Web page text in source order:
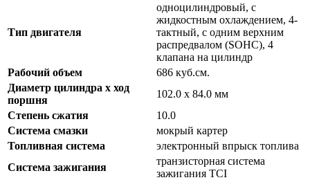
Тип двигателя
одноцилиндровый, с
жидкостным охлаждением, 4-
тактный, c одним верхним
распредвалом (SOHC), 4
клапана на цилиндр
Рабочий объем
686 куб.см.
Диаметр цилиндра x ход
поршня
102.0 x 84.0 мм
Степень сжатия
10.0
Система смазки
мокрый картер
Топливная система
электронный впрыск топлива
Система зажигания
транзисторная система
зажигания TCI